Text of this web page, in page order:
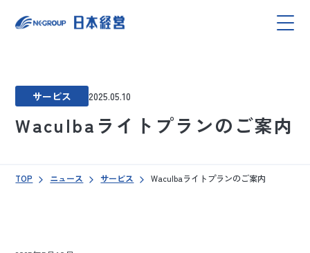
サービス 2025.05.10
Waculbaライトプランのご案内
TOP ニュース サービス Waculbaライトプランのご案内